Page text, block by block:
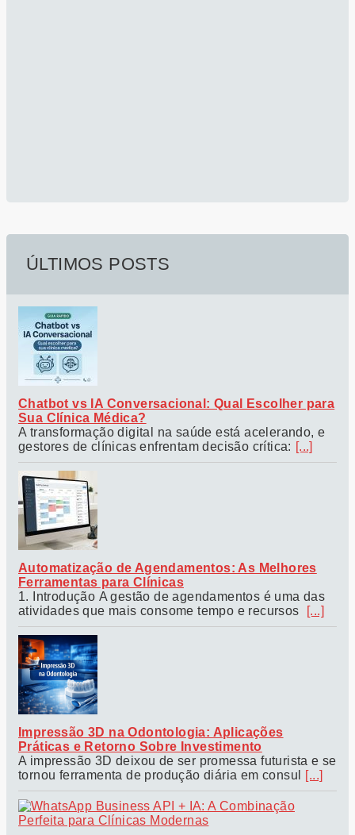
ÚLTIMOS POSTS
Chatbot vs IA Conversacional: Qual Escolher para
Sua Clínica Médica?
A transformação digital na saúde está acelerando, e
gestores de clínicas enfrentam decisão crítica: [...]
Automatização de Agendamentos: As Melhores
Ferramentas para Clínicas
1. Introdução A gestão de agendamentos é uma das
atividades que mais consome tempo e recursos
[...]
Impressão 3D na Odontologia: Aplicações
Práticas e Retorno Sobre Investimento
A impressão 3D deixou de ser promessa futurista e se
tornou ferramenta de produção diária em consul
[...]